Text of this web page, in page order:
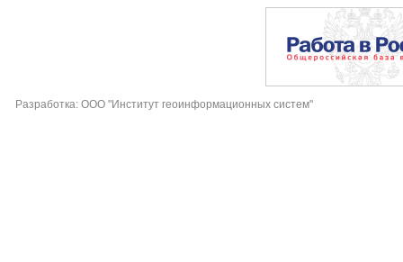
Разработка: ООО "Институт геоинформационных систем"